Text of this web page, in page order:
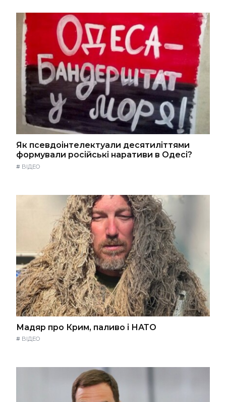
Як псевдоінтелектуали десятиліттями
формували російські наративи в Одесі?
# ВІДЕО
Мадяр про Крим, паливо і НАТО
# ВІДЕО